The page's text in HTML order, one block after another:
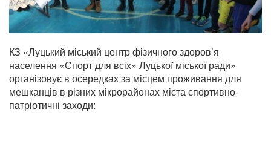
КЗ «Луцький міський центр фізичного здоров’я
населення «Спорт для всіх» Луцької міської ради»
організовує в осередках за місцем проживання для
мешканців в різних мікрорайонах міста спортивно-
патріотичні заходи: